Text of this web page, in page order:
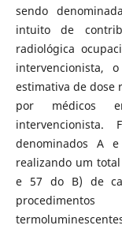
sendo
intuito de
radiológica
intervencionista,
estimativa de dose
por médicos
intervencionista.
denominados A
realizando um
e 57 do B) de